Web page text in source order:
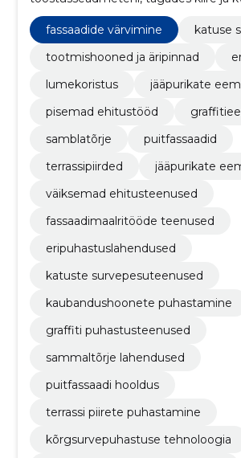
fassaadide värvimine
katuse
tootmishooned ja äripinnad
lumekoristus
jääpurikate
pisemad ehitustööd
samblatõrje
puitfassaadid
terrassipiirded
jääpurikate
väiksemad ehitusteenused
fassaadimaalritööde teenused
eripuhastuslahendused
katuste survepesuteenused
kaubandushoonete puhastamine
graffiti puhastusteenused
sammaltõrje lahendused
puitfassaadi hooldus
terrassi piirete puhastamine
kõrgsurvepuhastuse tehnoloogia